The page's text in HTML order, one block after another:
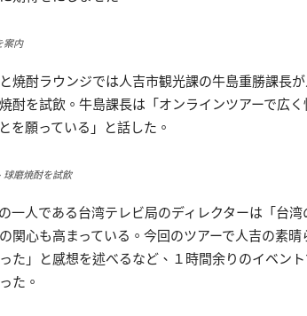
案内
焼酎ラウンジでは人吉市観光課の牛島重勝課長
酎を試飲。牛島課長は「オンラインツアーで広
を願っている」と話した。
球磨焼酎を試飲
一人である台湾テレビ局のディレクターは「台
関心も高まっている。今回のツアーで人吉の素
た」と感想を述べるなど、１時間余りのイベン
た。